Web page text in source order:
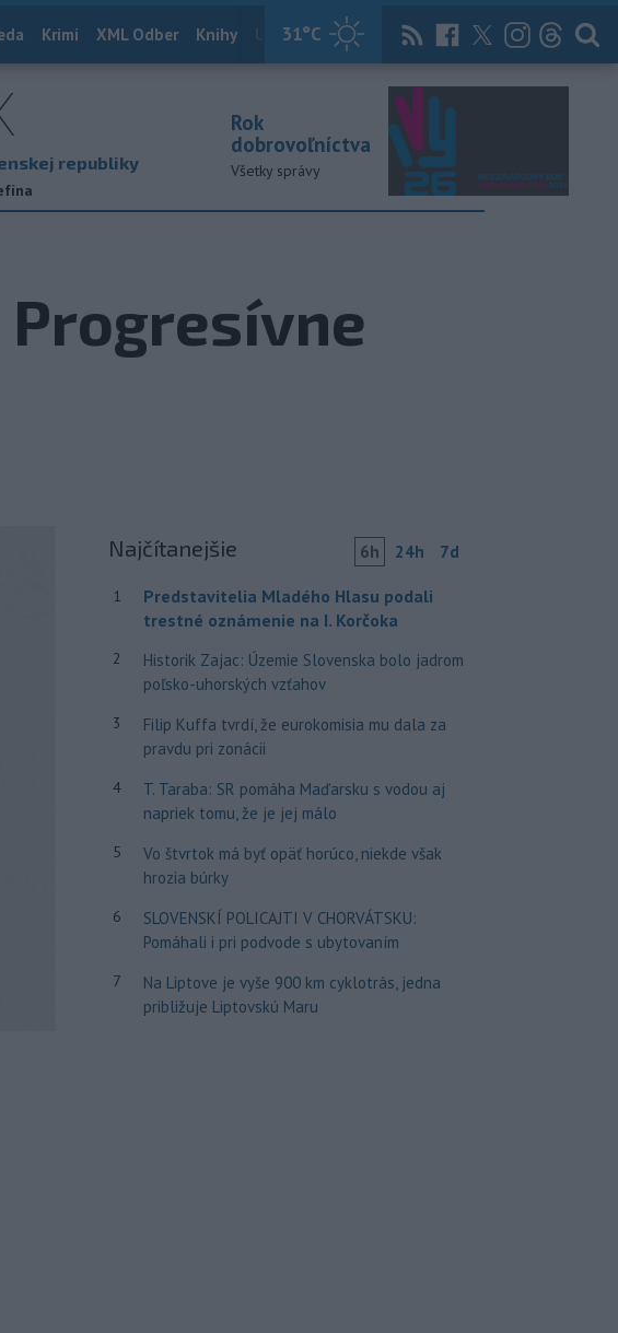
31°C
Krimi XML Odber Knihy Útulkovo Magazín News Now Archív
republiky
Rok
dobrovoľníctva
Všetky správy
Progresívne
Najčítanejšie 6h 24h 7d
1
Predstavitelia Mladého Hlasu podali
trestné oznámenie na I. Korčoka
2
Historik Zajac: Územie Slovenska bolo jadrom
poľsko-uhorských vzťahov
3
Filip Kuffa tvrdí, že eurokomisia mu dala za
pravdu pri zonácii
4
T. Taraba: SR pomáha Maďarsku s vodou aj
napriek tomu, že je jej málo
5
Vo štvrtok má byť opäť horúco, niekde však
hrozia búrky
6
SLOVENSKÍ POLICAJTI V CHORVÁTSKU:
Pomáhali i pri podvode s ubytovaním
7
Na Liptove je vyše 900 km cyklotrás, jedna
približuje Liptovskú Maru